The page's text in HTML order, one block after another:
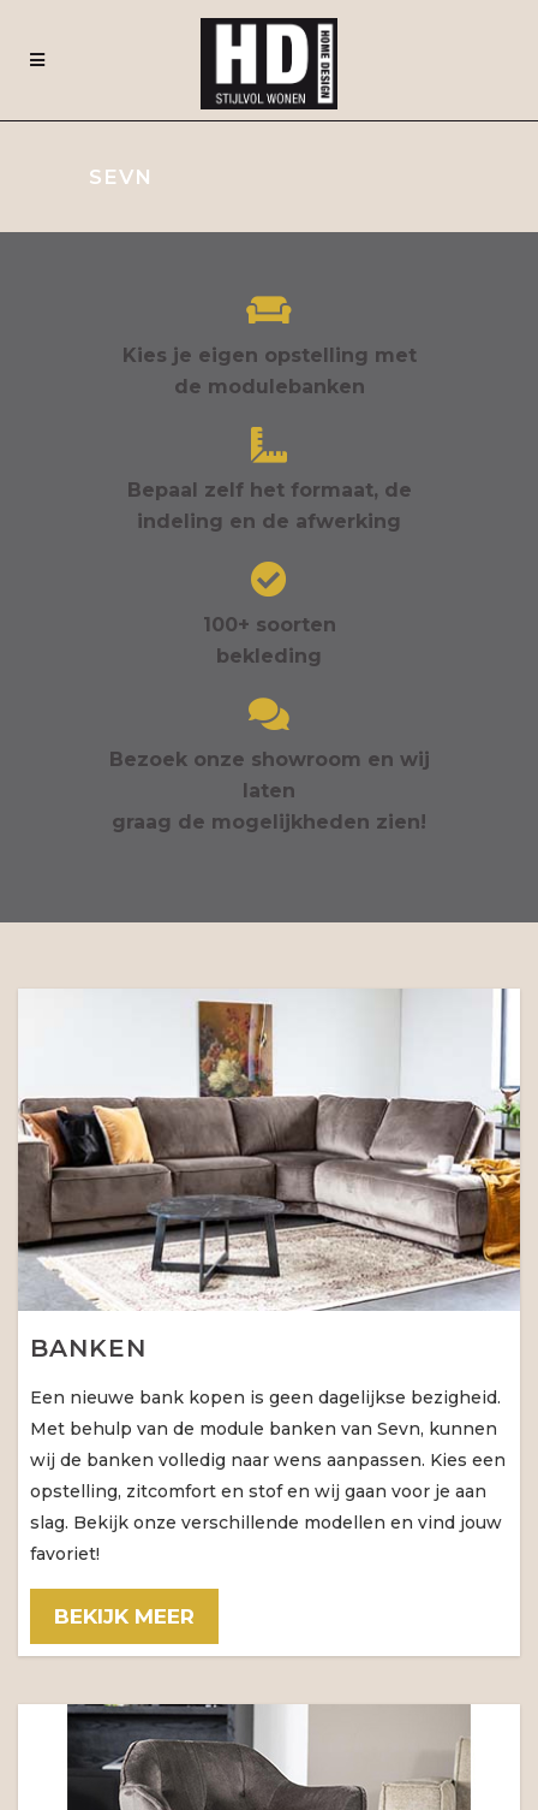
SEVN
Kies je eigen opstelling met
de modulebanken
Bepaal zelf het formaat, de
indeling en de afwerking
100+ soorten
bekleding
Bezoek onze showroom en wij
laten
graag de mogelijkheden zien!
BANKEN
Een nieuwe bank kopen is geen dagelijkse bezigheid.
Met behulp van de module banken van Sevn, kunnen
wij de banken volledig naar wens aanpassen. Kies een
opstelling, zitcomfort en stof en wij gaan voor je aan
slag. Bekijk onze verschillende modellen en vind jouw
favoriet!
BEKIJK MEER